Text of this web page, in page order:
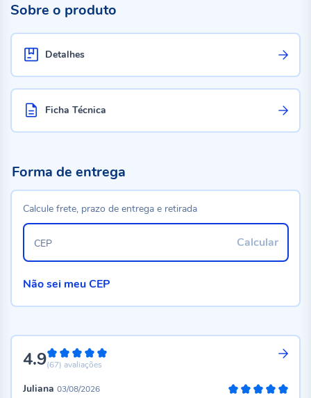
Sobre o produto
Detalhes
Ficha Técnica
4.998%
(67) avaliações
Juliana 03/08/2026
Forma de entrega
Calcule frete, prazo de entrega e retirada
Calcular
CEP
Não sei meu CEP